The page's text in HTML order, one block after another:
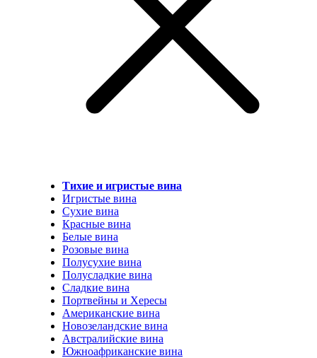
Тихие и игристые вина
Игристые вина
Сухие вина
Красные вина
Белые вина
Розовые вина
Полусухие вина
Полусладкие вина
Сладкие вина
Портвейны и Хересы
Американские вина
Новозеландские вина
Австралийские вина
Южноафриканские вина